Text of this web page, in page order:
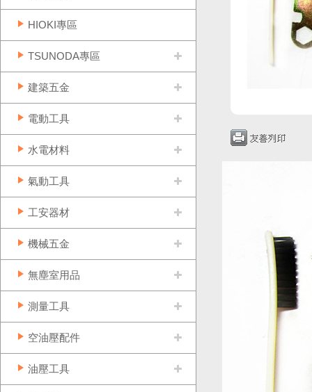
HIOKI專區
TSUNODA專區
建築五金
電動工具
水電材料
氣動工具
工安器材
機械五金
無塵室用品
測量工具
空油壓配件
油壓工具